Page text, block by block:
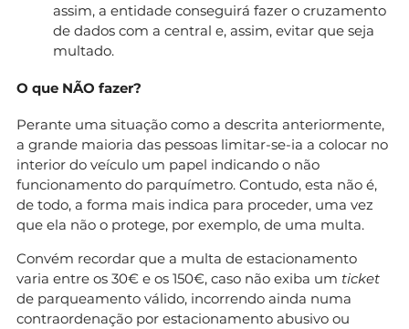
assim, a entidade conseguirá fazer o cruzamento
de dados com a central e, assim, evitar que seja
multado.
O que NÃO fazer?
Perante uma situação como a descrita anteriormente,
a grande maioria das pessoas limitar-se-ia a colocar no
interior do veículo um papel indicando o não
funcionamento do parquímetro. Contudo, esta não é,
de todo, a forma mais indica para proceder, uma vez
que ela não o protege, por exemplo, de uma multa.
Convém recordar que a multa de estacionamento
varia entre os 30€ e os 150€, caso não exiba um ticket
de parqueamento válido, incorrendo ainda numa
contraordenação por estacionamento abusivo ou